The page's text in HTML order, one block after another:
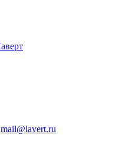
mail@lavert.ru